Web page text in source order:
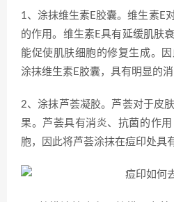
1、涂抹维生素E胶囊。维生素E
的作用。维生素E具有延缓肌肤
能促使肌肤细胞的修复生成。
涂抹维生素E胶囊，具有明显的消
2、涂抹芦荟凝胶。芦荟对于皮
果。芦荟具有消炎、抗菌的作
胞，因此将芦荟涂抹在痘印处具